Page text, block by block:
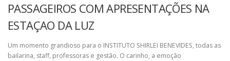
PASSAGEIROS COM APRESENTAÇÕES NA
ESTAÇAO DA LUZ
Um momento grandioso para o INSTITUTO SHIRLEI BENEVIDES, todas as
bailarina, staff, professoras e gestão. O carinho, a emoção